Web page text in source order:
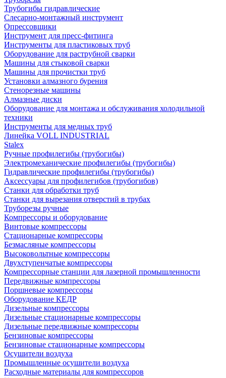
Трубогибы гидравлические
Слесарно-монтажный инструмент
Опрессовщики
Инструмент для пресс-фитинга
Инструменты для пластиковых труб
Оборудование для раструбной сварки
Машины для стыковой сварки
Машины для прочистки труб
Установки алмазного бурения
Стенорезные машины
Алмазные диски
Оборудование для монтажа и обслуживания холодильной
техники
Инструменты для медных труб
Линейка VOLL INDUSTRIAL
Stalex
Ручные профилегибы (трубогибы)
Электромеханические профилегибы (трубогибы)
Гидравлические профилегибы (трубогибы)
Аксессуары для профилегибов (трубогибов)
Станки для обработки труб
Станки для вырезания отверстий в трубах
Труборезы ручные
Компрессоры и оборудование
Винтовые компрессоры
Стационарные компрессоры
Безмасляные компрессоры
Высоковольтные компрессоры
Двухступенчатые компрессоры
Компрессорные станции для лазерной промышленности
Передвижные компрессоры
Поршневые компрессоры
Оборудование КЕДР
Дизельные компрессоры
Дизельные стационарные компрессоры
Дизельные передвижные компрессоры
Бензиновые компрессоры
Бензиновые стационарные компрессоры
Осушители воздуха
Промышленные осушители воздуха
Расходные материалы для компрессоров